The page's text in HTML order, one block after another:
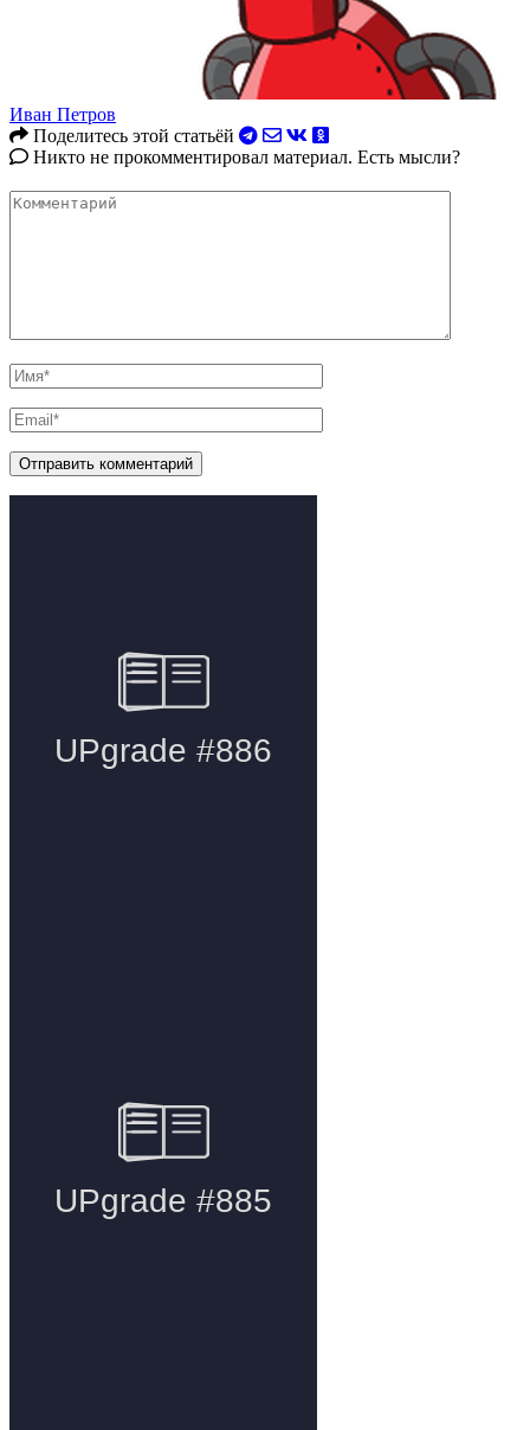
Иван Петров
Поделитесь этой статьёй
Никто не прокомментировал материал. Есть мысли?